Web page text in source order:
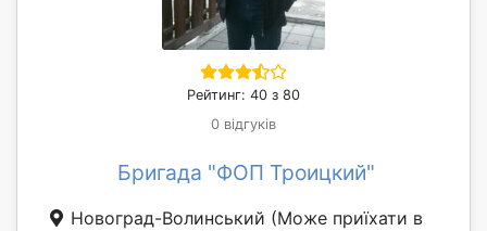
Рейтинг: 40 з 80
0 відгуків
Бригада "ФОП Троицкий"
Новоград-Волинський (Може приїхати в